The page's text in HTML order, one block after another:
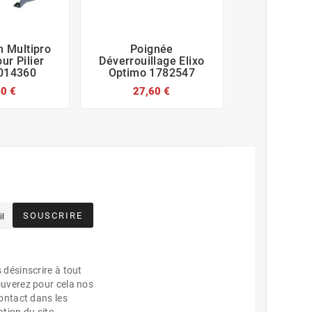
 
Multipro
Pilier
€
   
Poignée
Déverrouillage Elixo
Optimo 1782547
27,60 €
SOUSCRIRE
désinscrire à tout
pour cela nos
dans les